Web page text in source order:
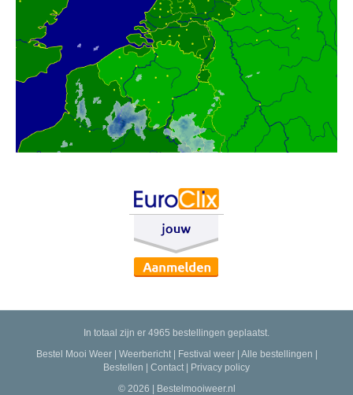
In totaal zijn er 4965 bestellingen geplaatst.
Bestel Mooi Weer| Weerbericht| Festival weer| Alle bestellingen |
Bestellen | Contact | Privacy policy
© 2026 | Bestelmooiweer.nl